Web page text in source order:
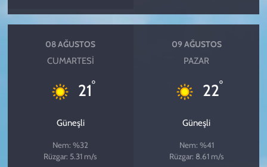
08 AĞUSTOS
CUMARTESI
21°
Güneşli
Nem: %32
Rüzgar: 5.31 m/s
09 AĞUSTOS
PAZAR
22°
Güneşli
Nem: %41
Rüzgar: 8.61 m/s